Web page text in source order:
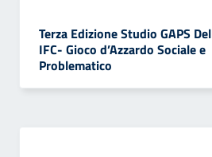
Terza Edizione Studio GAPS Del
IFC- Gioco d’Azzardo Sociale e
Problematico